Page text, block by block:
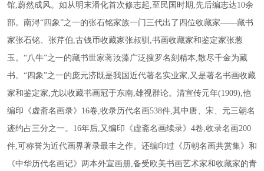
馆,蔚然成风。如从明末潘化首次修志起,至民国时期,先后编志达10余
部。南浔“四象”之一的张石铭家族一门三代出了四位收藏家——藏书
家张石铭、张芹伯,古钱币收藏家张叔驯,书画收藏家和鉴定家张葱
玉。“八牛”之一的藏书世家蒋汝藻广泛搜罗名刻精本,散尽千金为藏
书。“四象”之一的庞元济既是我国近代著名实业家,又是著名书画收藏
家和鉴定家,尤以收藏书画冠于东南,雄视群论。清宣传元年(1909),他
编印《虚斋名画录》16卷,收录历代名画538件,其中唐、宋、元三朝名
迹约占三分之一。16年后,又编印《虚斋名画续录》4卷,收录名画200
件,可称誉为近代画界著录最丰之作。还编印过《历朝名画共赏集》和
《中华历代名画记》两本外宣画册,备受欧美书画艺术家和收藏家的青